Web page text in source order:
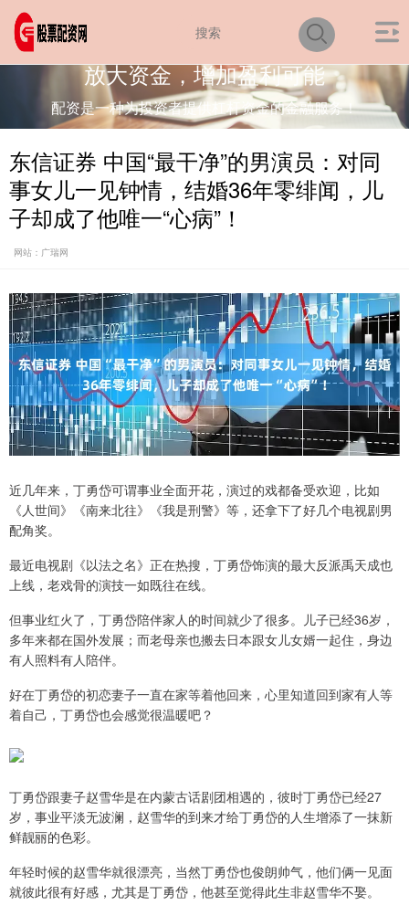
放大资金，增加盈利可能
配资是一种为投资者提供杠杆资金的金融服务！
东信证券 中国“最干净”的男演员：对同
事女儿一见钟情，结婚36年零绯闻，儿
子却成了他唯一“心病”！
网站：广瑞网
近几年来，丁勇岱可谓事业全面开花，演过的戏都备受欢迎，比如
《人世间》《南来北往》《我是刑警》等，还拿下了好几个电视剧男
配角奖。
最近电视剧《以法之名》正在热搜，丁勇岱饰演的最大反派禹天成也
上线，老戏骨的演技一如既往在线。
但事业红火了，丁勇岱陪伴家人的时间就少了很多。儿子已经36岁，
多年来都在国外发展；而老母亲也搬去日本跟女儿女婿一起住，身边
有人照料有人陪伴。
好在丁勇岱的初恋妻子一直在家等着他回来，心里知道回到家有人等
着自己，丁勇岱也会感觉很温暖吧？
丁勇岱跟妻子赵雪华是在内蒙古话剧团相遇的，彼时丁勇岱已经27
岁，事业平淡无波澜，赵雪华的到来才给丁勇岱的人生增添了一抹新
鲜靓丽的色彩。
年轻时候的赵雪华就很漂亮，当然丁勇岱也俊朗帅气，他们俩一见面
就彼此很有好感，尤其是丁勇岱，他甚至觉得此生非赵雪华不娶。